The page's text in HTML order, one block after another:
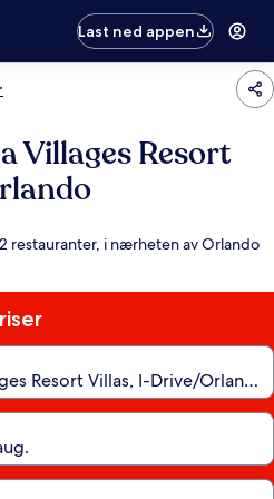
Last ned appen
Villages Resort
restauranter, i nærheten av Orlando